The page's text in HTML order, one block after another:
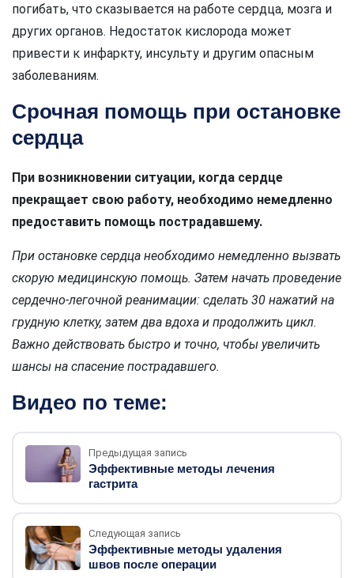
погибать, что сказывается на работе сердца, мозга и
других органов. Недостаток кислорода может
привести к инфаркту, инсульту и другим опасным
заболеваниям.
Срочная помощь при остановке
сердца
При возникновении ситуации, когда сердце
прекращает свою работу, необходимо немедленно
предоставить помощь пострадавшему.
При остановке сердца необходимо немедленно вызвать
скорую медицинскую помощь. Затем начать проведение
сердечно-легочной реанимации: сделать 30 нажатий на
грудную клетку, затем два вдоха и продолжить цикл.
Важно действовать быстро и точно, чтобы увеличить
шансы на спасение пострадавшего.
Видео по теме:
Предыдущая запись
Эффективные методы лечения
гастрита
Следующая запись
Эффективные методы удаления
швов после операции